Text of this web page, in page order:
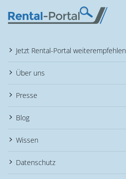
Jetzt Rental-Portal weiterempfehlen
Über uns
Presse
Blog
Wissen
Datenschutz